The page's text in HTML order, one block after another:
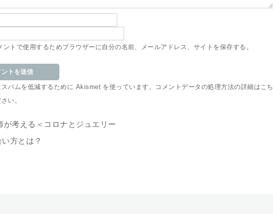
ントで使用するためブラウザーに自分の名前、メールアドレス、サイトを保存する。
スパムを低減するために Akismet を使っています。
コメントデータの処理方法の詳細はこち
さい 。
が考える＜コロナとジュエリー
方とは？